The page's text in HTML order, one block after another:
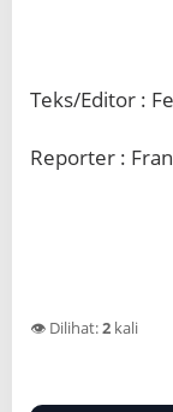
Teks/Editor :
Reporter :
👁️ Dilihat:2 kali